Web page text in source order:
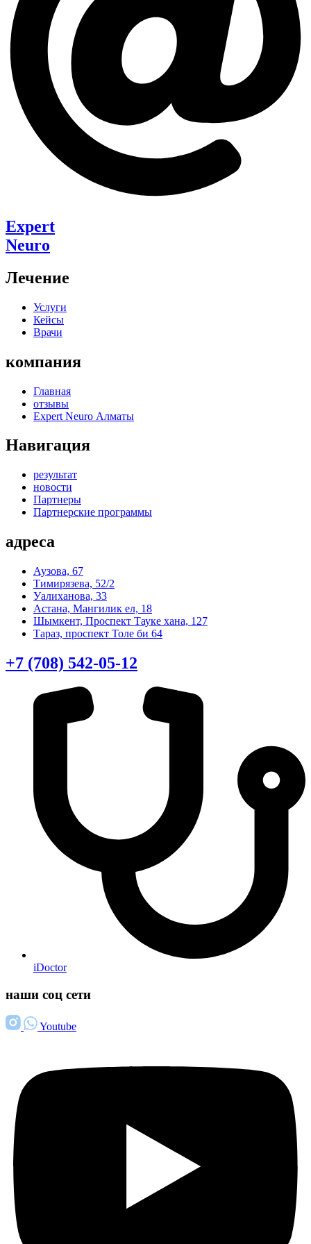
Expert
Neuro
Лечение
Услуги
Кейсы
Врачи
компания
Главная
отзывы
Expert Neuro Алматы
Навигация
результат
новости
Партнеры
Партнерские программы
адреса
Аузова, 67
Тимирязева, 52/2
Уалиханова, 33
Астана, Мангилик ел, 18
Шымкент, Проспект Тауке хана, 127
Тараз, проспект Толе би 64
+7 (708) 542-05-12
iDoctor
наши соц сети
Youtube